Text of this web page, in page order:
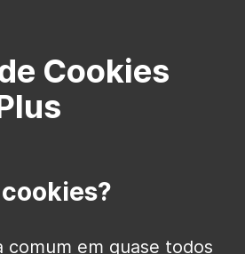
Cookies
comum em quase todos